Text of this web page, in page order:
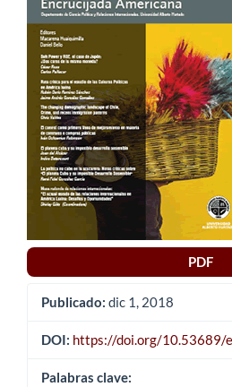
del
artículo
PDF
Publicado: dic 1, 2018
DOI: https://doi.org/10.53689/
Palabras clave: